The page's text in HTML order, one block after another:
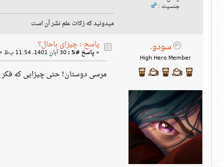
جنسیت :
میدونید که زکات علم نشر آن است
سودو.
High Hero Member
پاسخ : چیزای باحال؟
« پاسخ #5 :
مرسی دوستان! حتی چیزایی که فکر